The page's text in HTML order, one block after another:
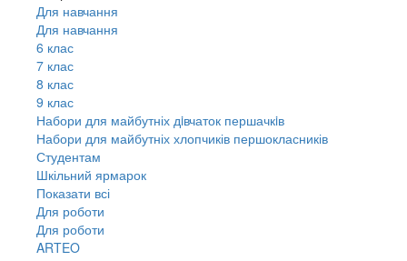
Для навчання
Для навчання
6 клас
7 клас
8 клас
9 клас
Набори для майбутніх дiвчаток першачкiв
Набори для майбутніх хлопчиків першокласників
Студентам
Шкільний ярмарок
Показати всі
Для роботи
Для роботи
ARTEO